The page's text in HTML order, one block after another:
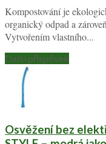
Kompostování je
organický odpad a
Vytvořením vlastního...
Další příspěvek
Osvěžení bez